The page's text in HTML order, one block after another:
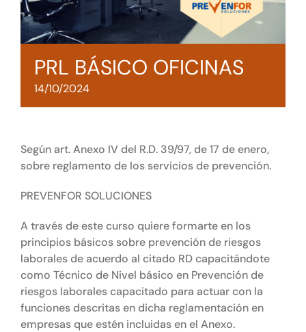
Tienda online
PRL BÁSICO OFICINAS
14/10/2024
Según art. Anexo IV del R.D. 39/97, de 17 de enero,
sobre reglamento de los servicios de prevención.
PREVENFOR SOLUCIONES
A través de este curso quiere formarte en los
principios básicos sobre prevención de riesgos
laborales de acuerdo al citado RD capacitándote
como Técnico de Nivel básico en Prevención de
riesgos laborales capacitado para actuar con la
funciones descritas en dicha reglamentación en
empresas que estén incluidas en el Anexo.